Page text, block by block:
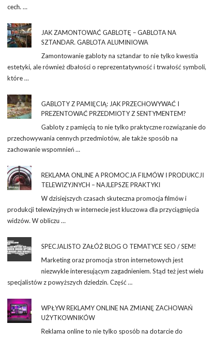
cech. …
JAK ZAMONTOWAĆ GABLOTĘ – GABLOTA NA
SZTANDAR. GABLOTA ALUMINIOWA
Zamontowanie gabloty na sztandar to nie tylko kwestia
estetyki, ale również dbałości o reprezentatywność i trwałość symboli,
które …
GABLOTY Z PAMIĘCIĄ: JAK PRZECHOWYWAĆ I
PREZENTOWAĆ PRZEDMIOTY Z SENTYMENTEM?
Gabloty z pamięcią to nie tylko praktyczne rozwiązanie do
przechowywania cennych przedmiotów, ale także sposób na
zachowanie wspomnień …
REKLAMA ONLINE A PROMOCJA FILMÓW I PRODUKCJI
TELEWIZYJNYCH – NAJLEPSZE PRAKTYKI
W dzisiejszych czasach skuteczna promocja filmów i
produkcji telewizyjnych w internecie jest kluczowa dla przyciągnięcia
widzów. W obliczu …
SPECJALISTO ZAŁÓŻ BLOG O TEMATYCE SEO / SEM!
Marketing oraz promocja stron internetowych jest
niezwykle interesującym zagadnieniem. Stąd też jest wielu
specjalistów z powyższych dziedzin. Część …
WPŁYW REKLAMY ONLINE NA ZMIANĘ ZACHOWAŃ
UŻYTKOWNIKÓW
Reklama online to nie tylko sposób na dotarcie do